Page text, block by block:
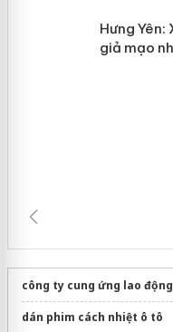
công ty cung ứng lao động
dán phim cách nhiệt ô tô